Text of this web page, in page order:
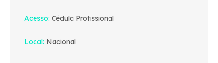
Acesso Cédula Profissional
Local Nacional